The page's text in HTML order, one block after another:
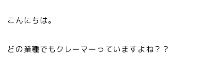
こんにちは。
どの業種でもクレーマーっていますよね？？